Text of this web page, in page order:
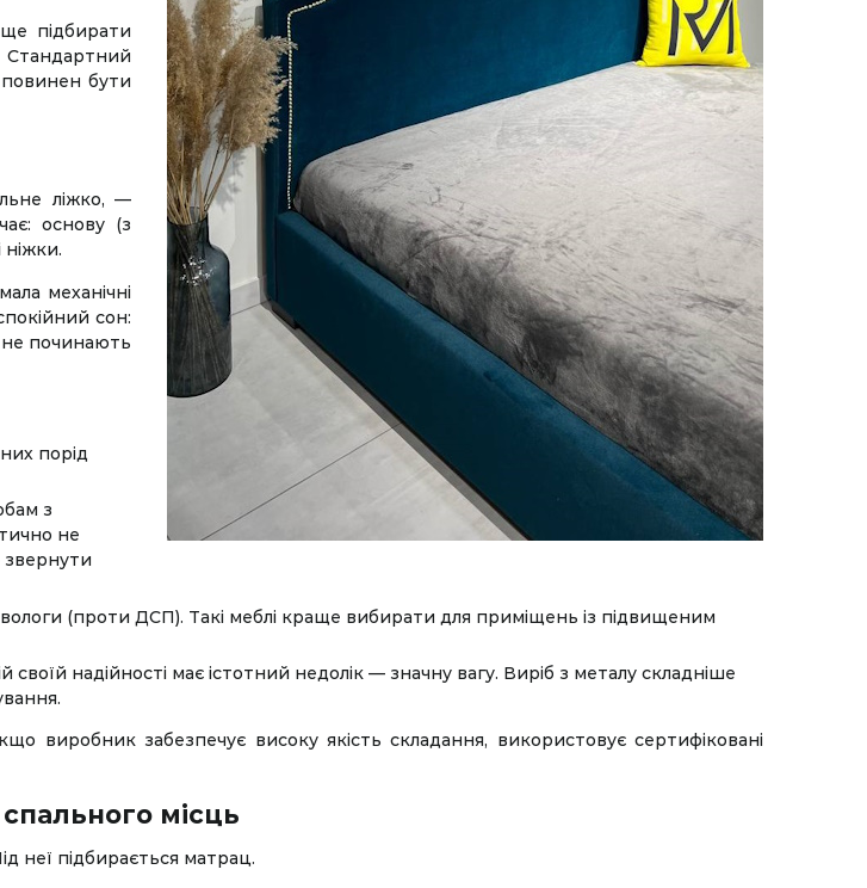
підбирати
Стандартний
бути
ліжко, —
основу (з
ніжки.
механічні
сон:
не починають
порід
з
не
звернути
(проти ДСП). Такі меблі краще вибирати для приміщень із підвищеним
надійності має істотний недолік — значну вагу. Виріб з металу складніше
виробник забезпечує високу якість складання, використовує сертифіковані
місць
неї підбирається матрац.